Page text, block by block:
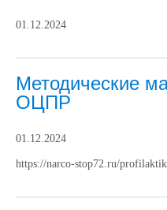
01.12.2024
Методические
ОЦПР
01.12.2024
https://narco-stop72.ru/